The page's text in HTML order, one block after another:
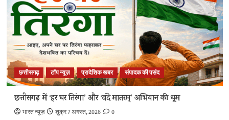
छत्तीसगढ़ टॉप न्यूज़ प्रादेशिक खबर संपादक की पसंद
छत्तीसगढ़ में ‘हर घर तिरंगा’ और ‘वंदे मातरम्’ अभियान की धूम
भारत न्यूज़ शुक्र 7 अगस्त, 2026 0